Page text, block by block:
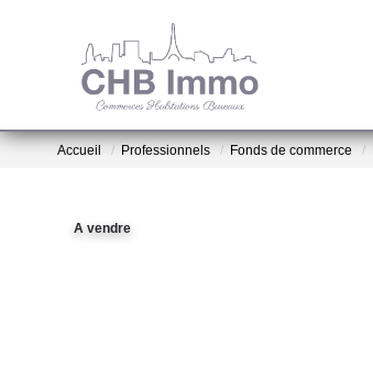
Accueil Professionnels Fonds de commerce
A vendre